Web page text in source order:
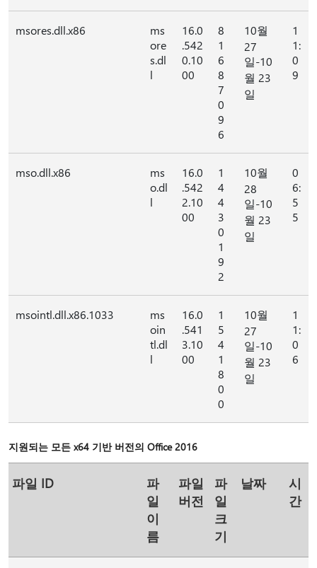
msores.dll.x86
ms
ore
s.dl
l
16.0
.542
0.10
00
8
1
6
8
7
0
9
6
10월
27
일-10
월 23
일
1
1:
0
9
mso.dll.x86
ms
o.dl
l
16.0
.542
2.10
00
1
4
4
3
0
1
9
2
10월
28
일-10
월 23
일
0
6:
5
5
msointl.dll.x86.1033
ms
oin
tl.dl
l
16.0
.541
3.10
00
1
5
4
1
8
0
0
10월
27
일-10
월 23
일
1
1:
0
6
지원되는 모든 x64 기반 버전의 Office 2016
파일 ID
파
일
이
름
파일
버전
파
일
크
기
날짜
시
간